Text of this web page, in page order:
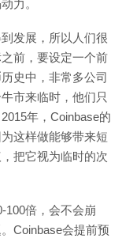
力。
发展，所以人们很
前，要设定一个前
史中，非常多公司
市来临时，他们只
年，Coinbase的
这样做能够带来短
把它视为临时的次
100倍，会不会崩
Coinbase会提前预